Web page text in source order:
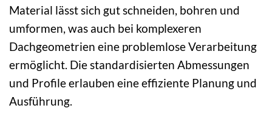
Material lässt sich gut schneiden, bohren und
umformen, was auch bei komplexeren
Dachgeometrien eine problemlose Verarbeitung
ermöglicht. Die standardisierten Abmessungen
und Profile erlauben eine effiziente Planung und
Ausführung.